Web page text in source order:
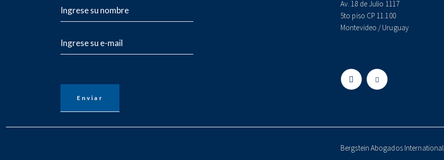
Av. 18 de Julio 1117
5to piso CP 11.100
Montevideo / Uruguay
Bergstein Abogados